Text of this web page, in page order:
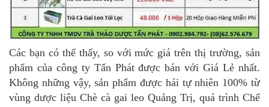
Các bạn có thể thấy, so với mức giá trên thị trường, sản
phẩm của công ty Tấn Phát được bán với Giá Lẻ nhất.
Không những vậy, sản phẩm được hái tự nhiên 100% từ
vùng dược liệu Chè cà gai leo Quảng Trị, quá trình Chế